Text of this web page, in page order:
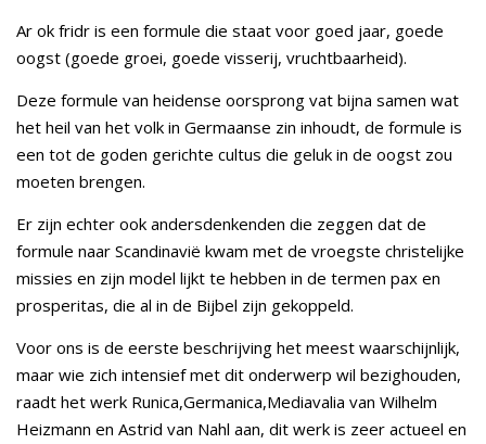
Ar ok fridr is een formule die staat voor goed jaar, goede
oogst (goede groei, goede visserij, vruchtbaarheid).
Deze formule van heidense oorsprong vat bijna samen wat
het heil van het volk in Germaanse zin inhoudt, de formule is
een tot de goden gerichte cultus die geluk in de oogst zou
moeten brengen.
Er zijn echter ook andersdenkenden die zeggen dat de
formule naar Scandinavië kwam met de vroegste christelijke
missies en zijn model lijkt te hebben in de termen pax en
prosperitas, die al in de Bijbel zijn gekoppeld.
Voor ons is de eerste beschrijving het meest waarschijnlijk,
maar wie zich intensief met dit onderwerp wil bezighouden,
raadt het werk Runica,Germanica,Mediavalia van Wilhelm
Heizmann en Astrid van Nahl aan, dit werk is zeer actueel en